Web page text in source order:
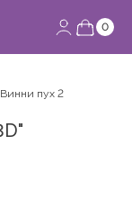
0
Винни пух 2